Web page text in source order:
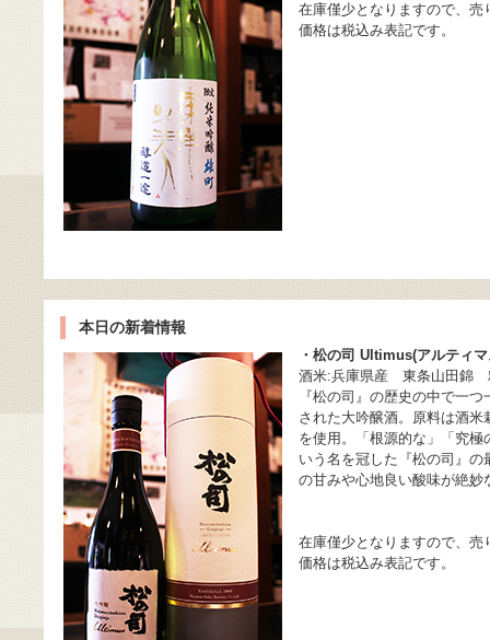
在庫僅少となりますので、
価格は税込み表記です。
本日の新着情報
・松の司 Ultimus(アルティ
酒米:兵庫県産 東条山田錦
『松の司』の歴史の中で一
された大吟醸酒。原料は酒
を使用。「根源的な」「究極
いう名を冠した『松の司』
の甘みや心地良い酸味が絶
在庫僅少となりますので、
価格は税込み表記です。